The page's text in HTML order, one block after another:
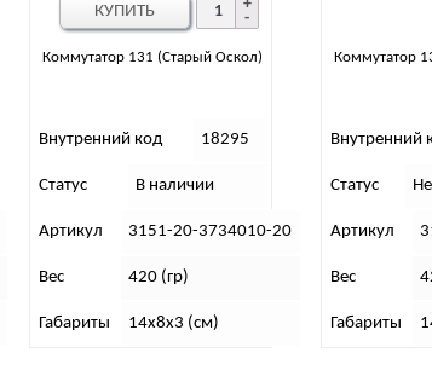
Коммутатор 131 (Старый Оскол)
Внутренний код 18295
Статус В наличии
Артикул 3151-20-3734010-20
Вес 420 (гр)
Габариты 14х8х3 (см)
КУПИТЬ
Коммутатор
Внутренний
Статус
Артикул
Вес
Габариты